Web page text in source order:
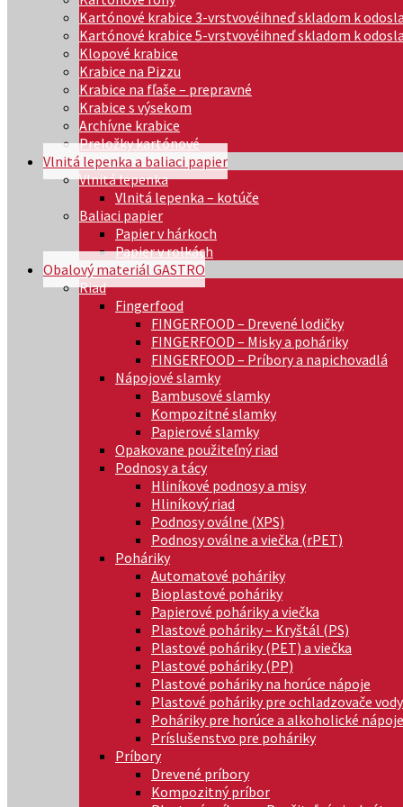
Kartónové krabice 3-vrstvovéihneď skladom k
Kartónové krabice 5-vrstvovéihneď skladom k
Klopové krabice
Krabice na Pizzu
Krabice na fľaše – prepravné
Krabice s výsekom
Archívne krabice
Preložky kartónové
Vlnitá lepenka a baliaci papier
Vlnitá lepenka
Vlnitá lepenka – kotúče
Baliaci papier
Papier v hárkoch
Papier v rolkách
Obalový materiál GASTRO
Riad
Fingerfood
FINGERFOOD – Drevené lodičky
FINGERFOOD – Misky a poháriky
FINGERFOOD – Príbory a napichovadlá
Nápojové slamky
Bambusové slamky
Kompozitné slamky
Papierové slamky
Opakovane použiteľný riad
Podnosy a tácy
Hliníkové podnosy a misy
Hliníkový riad
Podnosy oválne (XPS)
Podnosy oválne a viečka (rPET)
Poháriky
Automatové poháriky
Bioplastové poháriky
Papierové poháriky a viečka
Plastové poháriky – Kryštál (PS)
Plastové poháriky (PET) a viečka
Plastové poháriky (PP)
Plastové poháriky na horúce nápoje
Plastové poháriky pre ochladzovače vody
Poháriky pre horúce a alkoholické
Príslušenstvo pre poháriky
Príbory
Drevené príbory
Kompozitný príbor